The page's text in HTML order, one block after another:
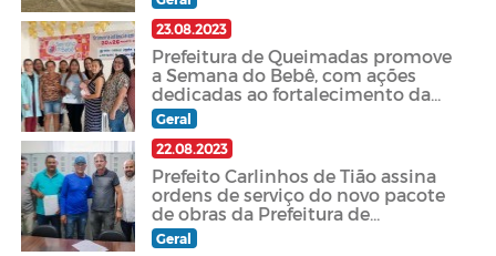
23.08.2023
Prefeitura de Queimadas promove
a Semana do Bebê, com ações
dedicadas ao fortalecimento da
Primeira Infância
Geral
22.08.2023
Prefeito Carlinhos de Tião assina
ordens de serviço do novo pacote
de obras da Prefeitura de
Queimadas
Geral